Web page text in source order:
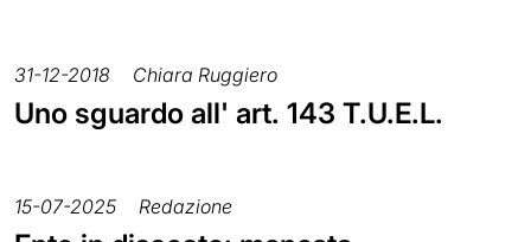
31-12-2018 Chiara Ruggiero
Uno sguardo all' art. 143 T.U.E.L.
15-07-2025 Redazione